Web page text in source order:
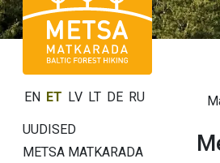
EN ET LV LT DE RU
UUDISED
METSA MATKARADA